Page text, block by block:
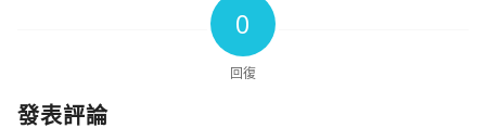
0
回復
發表評論